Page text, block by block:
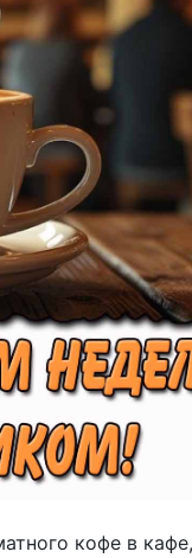
кофе в